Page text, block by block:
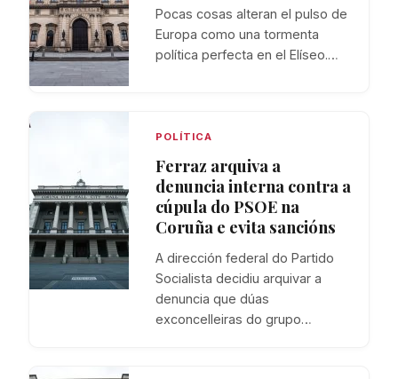
Pocas cosas alteran el pulso de
Europa como una tormenta
política perfecta en el Elíseo.…
POLÍTICA
Ferraz arquiva a
denuncia interna contra a
cúpula do PSOE na
Coruña e evita sancións
A dirección federal do Partido
Socialista decidiu arquivar a
denuncia que dúas
exconcelleiras do grupo…